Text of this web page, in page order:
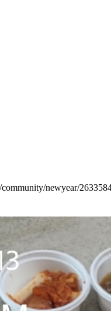
newyear/